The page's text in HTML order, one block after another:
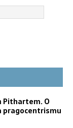
Pithartem. O
pragocentrismu